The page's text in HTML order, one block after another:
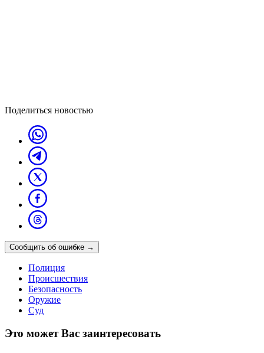
Поделиться новостью
Сообщить об ошибке →
Полиция
Происшествия
Безопасность
Оружие
Суд
Это может Вас заинтересовать